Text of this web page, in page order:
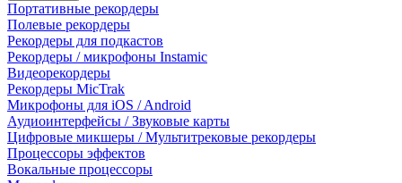
Портативные рекордеры
Полевые рекордеры
Рекордеры для подкастов
Рекордеры / микрофоны Instamic
Видеорекордеры
Рекордеры MicTrak
Микрофоны для iOS / Android
Аудиоинтерфейсы / Звуковые карты
Цифровые микшеры / Мультитрековые рекордеры
Процессоры эффектов
Вокальные процессоры